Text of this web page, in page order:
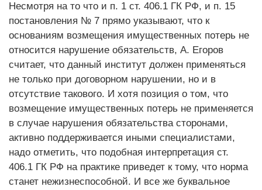
Несмотря на то что и п. 1 ст. 406.1 ГК РФ, и п. 15
постановления № 7 прямо указывают, что к
основаниям возмещения имущественных потерь не
относится нарушение обязательств, А. Егоров
считает, что данный институт должен применяться
не только при договорном нарушении, но и в
отсутствие такового. И хотя позиция о том, что
возмещение имущественных потерь не применяется
в случае нарушения обязательства сторонами,
активно поддерживается иными специалистами,
надо отметить, что подобная интерпретация ст.
406.1 ГК РФ на практике приведет к тому, что норма
станет нежизнеспособной. И все же буквальное